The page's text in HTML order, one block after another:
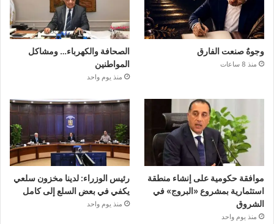
وجوهٌ صنعت الفارق
منذ 8 ساعات
الصحافة والكهرباء… ومشاكل
المواطنين
منذ يوم واحد
موافقة حكومية على إنشاء منطقة
استثمارية بمشروع «البروج» في
الشروق
منذ يوم واحد
رئيس الوزراء: لدينا مخزون سلعي
يكفي في بعض السلع إلى كامل
منذ يوم واحد